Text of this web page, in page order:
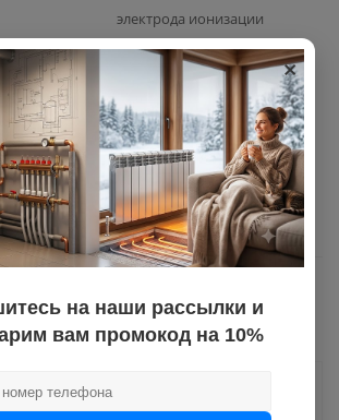
электрода ионизации
Haier
0,1
Кабель ионизации Haier
(артикул 0040402519B) – 1 шт.
прочее
×
на наши рассылки и
вам промокод на 10%